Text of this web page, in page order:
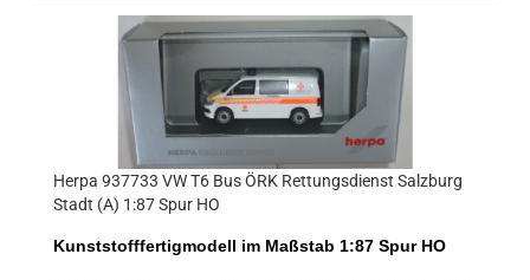
Herpa 937733 VW T6 Bus ÖRK Rettungsdienst Salzburg
Stadt (A) 1:87 Spur HO
Kunststofffertigmodell im Maßstab 1:87 Spur HO